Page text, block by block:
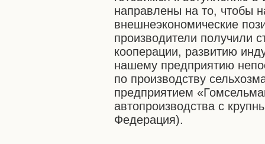
направлены на то, чтобы
внешнеэкономические
производители получили
кооперации, развитию
нашему предприятию
по производству
предприятием
автопроизводства с
Федерация).